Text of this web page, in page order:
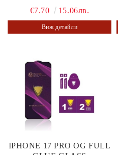
€7.70
15.06лв.
Виж детайли
IPHONE 17 PRO OG FULL